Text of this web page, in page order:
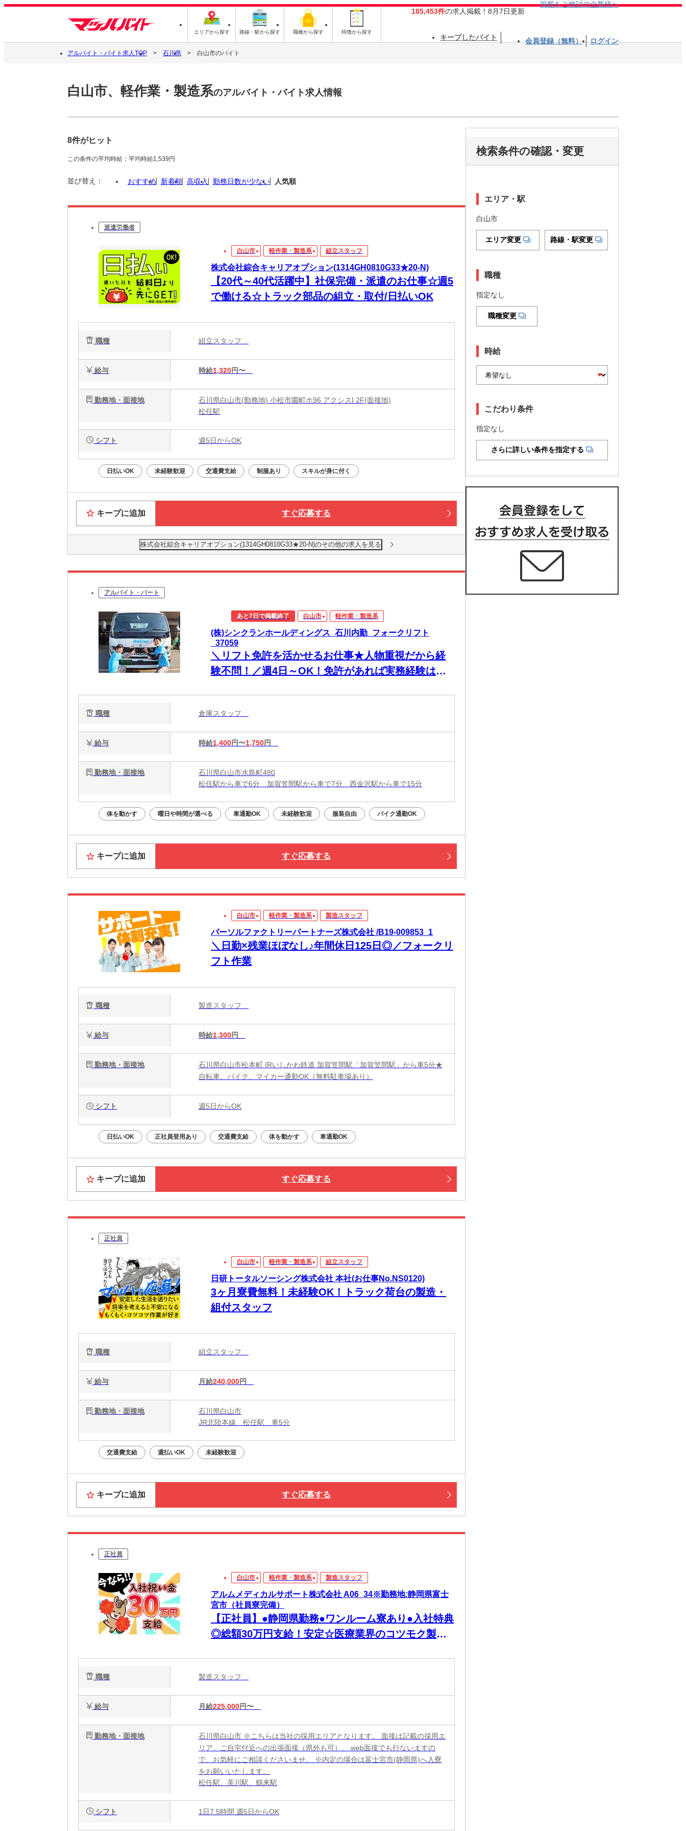
エリアから探す 路線・駅から探す 職種から探す 特徴から探す
185,453件の求人掲載！8月7日更新
掲載をご検討の企業様へ
キープしたバイト 会員登録（無料） ログイン
アルバイト・バイト求人TOP 石川県 白山市のバイト
白山市、軽作業・製造系のアルバイト・バイト求人情報
8件がヒット
この条件の平均時給：平均時給1,539円
並び替え： おすすめ 新着順 高収入 勤務日数が少ない 人気順
派遣労働者
白山市 軽作業・製造系 組立スタッフ
株式会社綜合キャリアオプション(1314GH0810G33★20-N)
【20代～40代活躍中】社保完備・派遣のお仕事☆週5
で働ける☆トラック部品の組立・取付/日払いOK
職種 組立スタッフ
給与 時給1,320円〜
勤務地・面接地
石川県白山市(勤務地) 小松市園町ホ96 アクシスI 2F(面接地)
松任駅
シフト 週5日からOK
日払いOK 未経験歓迎 交通費支給 制服あり スキルが身に付く
キープに追加 すぐ応募する
株式会社綜合キャリアオプション(1314GH0810G33★20-N)のその他の求人を見る
アルバイト・パート
あと7日で掲載終了 白山市 軽作業・製造系
(株)シンクランホールディングス_石川内勤_フォークリフト
_37059
＼リフト免許を活かせるお仕事★人物重視だから経
験不問！／週4日～OK！免許があれば実務経験はな
職種 倉庫スタッフ
給与 時給1,400円〜1,750円
勤務地・面接地
石川県白山市水島町480
松任駅から車で6分 加賀笠間駅から車で7分 西金沢駅から車で15分
体を動かす 曜日や時間が選べる 車通勤OK 未経験歓迎 服装自由 バイク通勤OK
キープに追加 すぐ応募する
白山市 軽作業・製造系 製造スタッフ
パーソルファクトリーパートナーズ株式会社 /B19-009853_1
＼日勤×残業ほぼなし♪年間休日125日◎／フォークリ
フト作業
職種 製造スタッフ
給与 時給1,300円
勤務地・面接地
石川県白山市松本町 IRいしかわ鉄道 加賀笠間駅「加賀笠間駅」から車5分★
自転車、バイク、マイカー通勤OK（無料駐車場あり）
シフト 週5日からOK
日払いOK 正社員登用あり 交通費支給 体を動かす 車通勤OK
キープに追加 すぐ応募する
正社員
白山市 軽作業・製造系 組立スタッフ
日研トータルソーシング株式会社 本社(お仕事No.NS0120)
3ヶ月寮費無料！未経験OK！トラック荷台の製造・
組付スタッフ
職種 組立スタッフ
給与 月給240,000円
勤務地・面接地
石川県白山市
JR北陸本線 松任駅 車5分
交通費支給 週払いOK 未経験歓迎
キープに追加 すぐ応募する
正社員
白山市 軽作業・製造系 製造スタッフ
アルムメディカルサポート株式会社 A06_34※勤務地:静岡県富士
宮市（社員寮完備）
【正社員】●静岡県勤務●ワンルーム寮あり●入社特典
◎総額30万円支給！安定☆医療業界のコツモク製造
職種 製造スタッフ
給与 月給225,000円〜
勤務地・面接地
石川県白山市 ※こちらは当社の採用エリアとなります。 面接は記載の採用エ
リア、ご自宅付近への出張面接（県外も可）、 web面接でも行ないますの
で、お気軽にご相談くださいませ。 ※内定の場合は富士宮市(静岡県)へ入寮
をお願いいたします。
松任駅、美川駅、鶴来駅
シフト 1日7.5時間 週5日からOK
検索条件の確認・変更
エリア・駅
白山市
エリア変更 路線・駅変更
職種
指定なし
職種変更
時給
こだわり条件
指定なし
さらに詳しい条件を指定する